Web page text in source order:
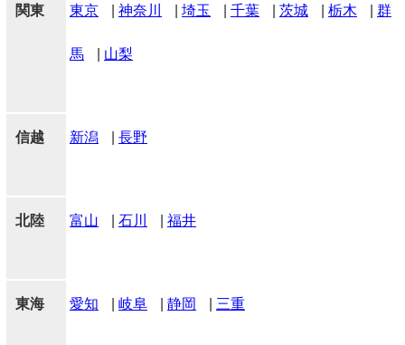
関東 東京 神奈川 埼玉 千葉 茨城 栃木 群
馬 山梨
信越 新潟 長野
北陸 富山 石川 福井
東海 愛知 岐阜 静岡 三重